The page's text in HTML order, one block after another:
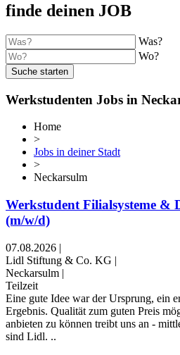
finde deinen JOB
Was?
Wo?
Suche starten
Werkstudenten Jobs in
Home
>
Jobs in deiner Stadt
>
Neckarsulm
Werkstudent Filialsysteme &
(m/w/d)
07.08.2026 |
Lidl Stiftung & Co. KG |
Neckarsulm |
Teilzeit
Eine gute Idee war der Ursprung, ein
Ergebnis. Qualität zum guten Preis
anbieten zu können treibt uns an -
sind Lidl. ..